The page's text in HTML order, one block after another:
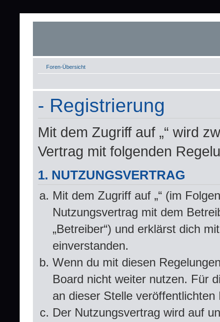
Foren-Übersicht
- Registrierung
Mit dem Zugriff auf „“ wird
Vertrag mit folgenden
1. NUTZUNGSVERTRAG
Mit dem Zugriff auf „“ (im
Nutzungsvertrag mit dem
„Betreiber“) und erklärst dich
einverstanden.
Wenn du mit diesen
Board nicht weiter nutzen. Für
an dieser Stelle veröffentlichten
Der Nutzungsvertrag wird auf